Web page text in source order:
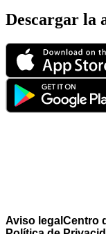
Descargar la
Aviso legal Centro
Política de